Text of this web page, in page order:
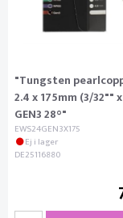
"Tungsten
2.4 x 175mm (3/32""
GEN3 28°"
EWS24GEN3X175
Ej i lager
DE25116880